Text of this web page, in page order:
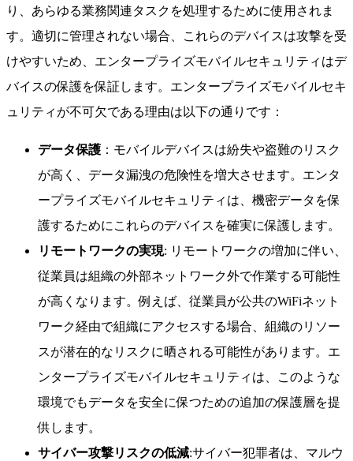
り、あらゆる業務関連タスクを処理するために使用されま
す。適切に管理されない場合、これらのデバイスは攻撃を受
けやすいため、エンタープライズモバイルセキュリティはデ
バイスの保護を保証します。エンタープライズモバイルセキ
ュリティが不可欠である理由は以下の通りです：
データ保護 ：モバイルデバイスは紛失や盗難のリスク
が高く、データ漏洩の危険性を増大させます。エンタ
ープライズモバイルセキュリティは、機密データを保
護するためにこれらのデバイスを確実に保護します。
リモートワークの実現: リモートワークの増加に伴い、
従業員は組織の外部ネットワーク外で作業する可能性
が高くなります。例えば、従業員が公共のWiFiネット
ワーク経由で組織にアクセスする場合、組織のリソー
スが潜在的なリスクに晒される可能性があります。エ
ンタープライズモバイルセキュリティは、このような
環境でもデータを安全に保つための追加の保護層を提
供します。
サイバー攻撃リスクの低減:サイバー犯罪者は、マルウ